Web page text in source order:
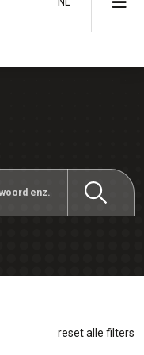
reset alle filters